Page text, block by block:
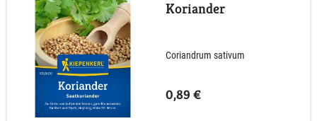
Koriander
Coriandrum sativum
0,89 €